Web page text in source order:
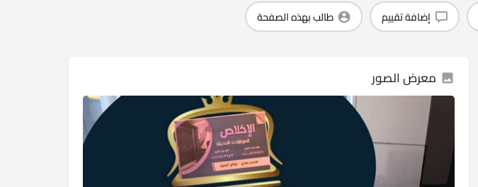
إضافة تقييم طالب بهذه الصفحة
معرض الصور